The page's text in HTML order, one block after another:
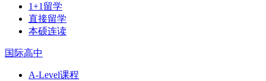
1+1留学
直接留学
本硕连读
国际高中
A-Level课程